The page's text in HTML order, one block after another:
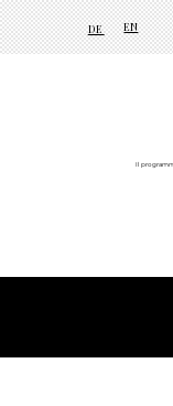
DE EN
Il